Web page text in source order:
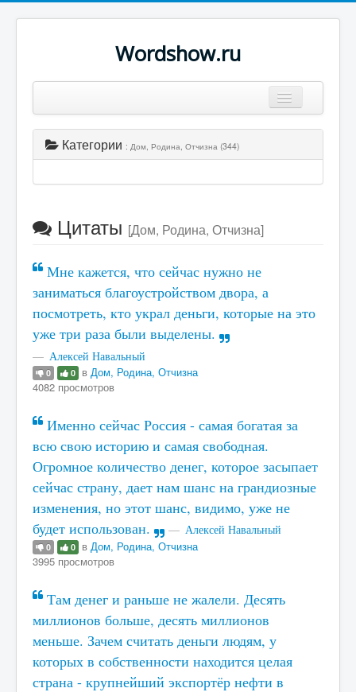
Wordshow.ru
Популярные цитаты
Авторы
Категории : Дом, Родина, Отчизна (344)
Цитаты [Дом, Родина, Отчизна]
Мне кажется, что сейчас нужно не
заниматься благоустройством двора, а
посмотреть, кто украл деньги, которые на это
уже три раза были выделены.
Алексей Навальный
0 0 в Дом, Родина, Отчизна
4082 просмотров
Именно сейчас Россия - самая богатая за
всю свою историю и самая свободная.
Огромное количество денег, которое засыпает
сейчас страну, дает нам шанс на грандиозные
изменения, но этот шанс, видимо, уже не
будет использован.
Алексей Навальный
0 0 в Дом, Родина, Отчизна
3995 просмотров
Там денег и раньше не жалели. Десять
миллионов больше, десять миллионов
меньше. Зачем считать деньги людям, у
которых в собственности находится целая
страна - крупнейший экспортёр нефти в